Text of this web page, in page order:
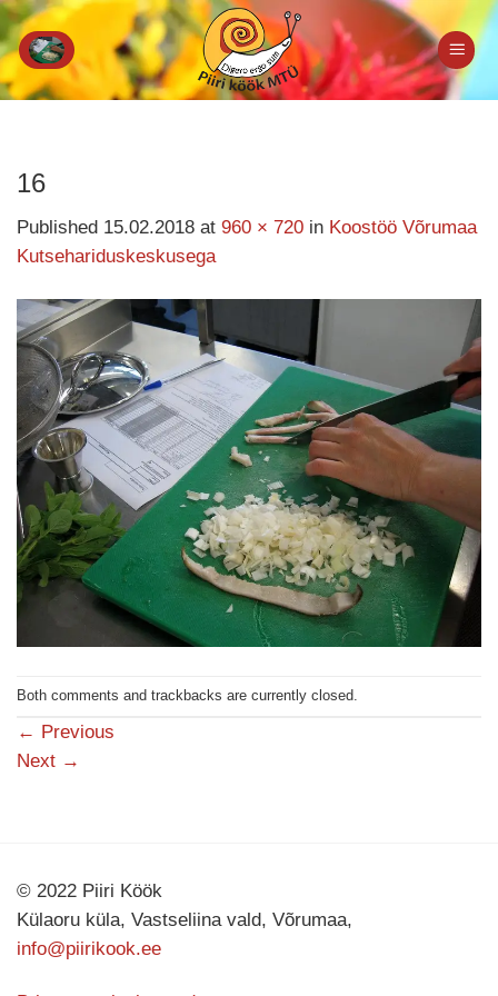
Skip
to
content
16
Published 15.02.2018 at 960 × 720 in Koostöö Võrumaa
Kutsehariduskeskusega
Both comments and trackbacks are currently closed.
← Previous
Next →
© 2022 Piiri Köök
Külaoru küla, Vastseliina vald, Võrumaa,
info@piirikook.ee